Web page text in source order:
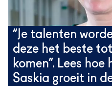
“Je talenten
deze het beste
komen”. Lees
Saskia groeit in